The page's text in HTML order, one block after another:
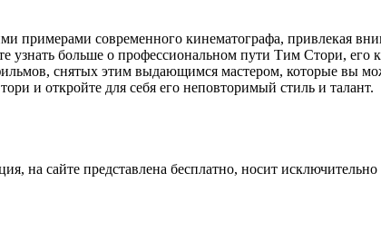
примерами современного кинематографа, привлекая
узнать больше о профессиональном пути Тим Стори, его
снятых этим выдающимся мастером, которые вы
и откройте для себя его неповторимый стиль и талант.
на сайте представлена бесплатно, носит